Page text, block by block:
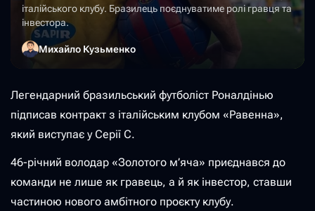
італійського клубу. Бразилець поєднуватиме ролі гравця та
інвестора.
Михайло Кузьменко
Легендарний бразильський футболіст Роналдінью
підписав контракт з італійським клубом «Равенна»,
який виступає у Серії С.
46-річний володар «Золотого м’яча» приєднався до
команди не лише як гравець, а й як інвестор, ставши
частиною нового амбітного проєкту клубу.